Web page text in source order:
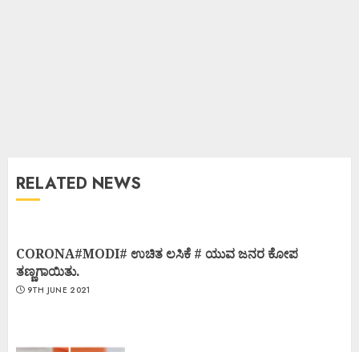
RELATED NEWS
CORONA#MODI# ಉಚಿತ ಲಸಿಕೆ # ಯುವ ಜನರ ಕೋಪ
ತಣ್ಣಗಾಯಿತು.
9TH JUNE 2021